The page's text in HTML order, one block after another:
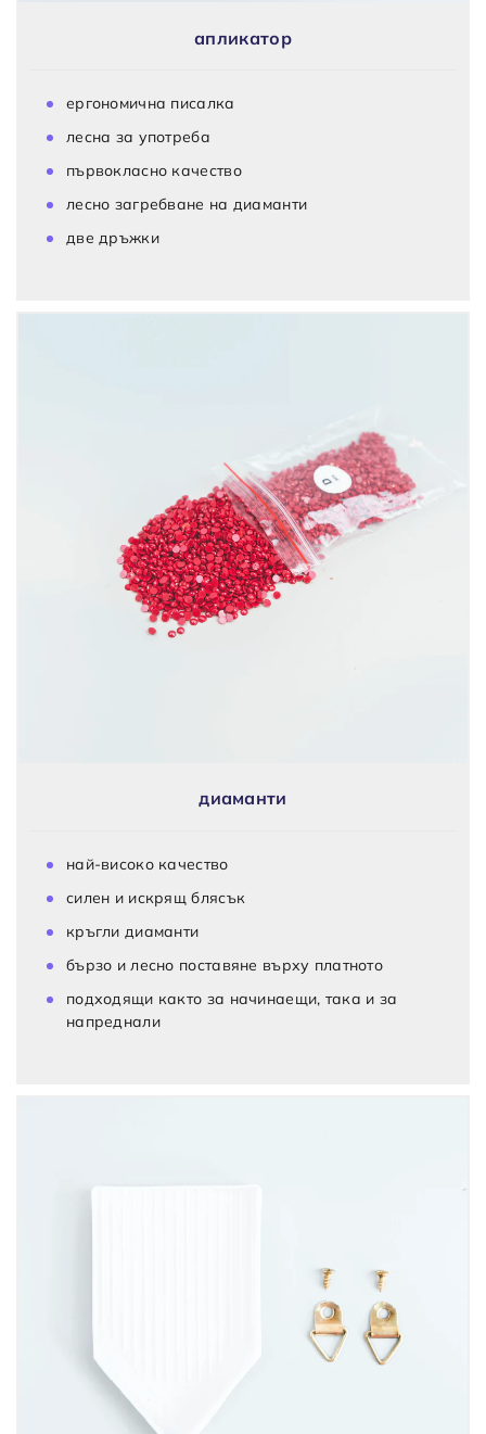
апликатор
ергономична писалка
лесна за употреба
първокласно качество
лесно загребване на диаманти
две дръжки
диаманти
най-високо качество
силен и искрящ блясък
кръгли диаманти
бързо и лесно поставяне върху платното
подходящи както за начинаещи, така и за
напреднали